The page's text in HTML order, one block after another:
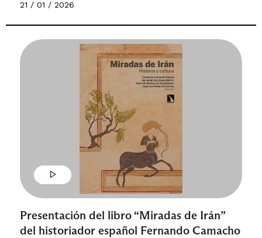
21 / 01 / 2026
Presentación del libro “Miradas de Irán”
del historiador español Fernando Camacho